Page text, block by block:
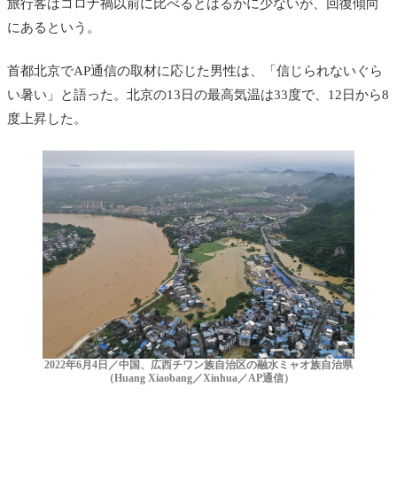
旅行客はコロナ禍以前に比べるとはるかに少ないが、回復傾向
にあるという。
首都北京でAP通信の取材に応じた男性は、「信じられないぐら
い暑い」と語った。北京の13日の最高気温は33度で、12日から8
度上昇した。
2022年6月4日／中国、広西チワン族自治区の融水ミャオ族自治県
（Huang Xiaobang／Xinhua／AP通信）